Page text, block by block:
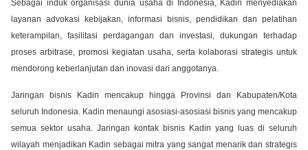
Sebagai induk organisasi dunia usaha di Indonesia, Kadin menyediakan
layanan advokasi kebijakan, informasi bisnis, pendidikan dan pelatihan
keterampilan, fasilitasi perdagangan dan investasi, dukungan terhadap
proses arbitrase, promosi kegiatan usaha, serta kolaborasi strategis untuk
mendorong keberlanjutan dan inovasi dari anggotanya.
Jaringan bisnis Kadin mencakup hingga Provinsi dan Kabupaten/Kota
seluruh Indonesia. Kadin menaungi asosiasi-asosiasi bisnis yang mencakup
semua sektor usaha. Jaringan kontak bisnis Kadin yang luas di seluruh
wilayah menjadikan Kadin sebagai mitra yang sangat menarik dan strategis